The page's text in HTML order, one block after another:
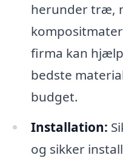
herunder træ,
firma kan
bedste
budget.
Installation:
og sikker